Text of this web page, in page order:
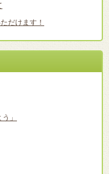
だけます！
」